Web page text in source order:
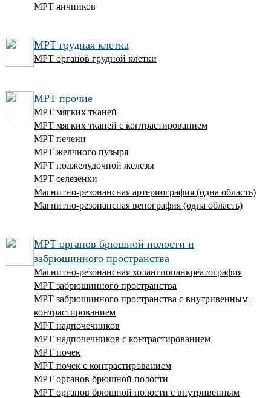
МРТ яичников
МРТ грудная клетка
МРТ органов грудной клетки
МРТ прочие
МРТ мягких тканей
МРТ мягких тканей с контрастированием
МРТ печени
МРТ желчного пузыря
МРТ поджелудочной железы
МРТ селезенки
Магнитно-резонансная артериография (одна область)
Магнитно-резонансная венография (одна область)
МРТ органов брюшной полости и
забрюшинного пространства
Магнитно-резонансная холангиопанкреатография
МРТ забрюшинного пространства
МРТ забрюшинного пространства с внутривенным
контрастированием
МРТ надпочечников
МРТ надпочечников с контрастированием
МРТ почек
МРТ почек с контрастированием
МРТ органов брюшной полости
МРТ органов брюшной полости с внутривенным